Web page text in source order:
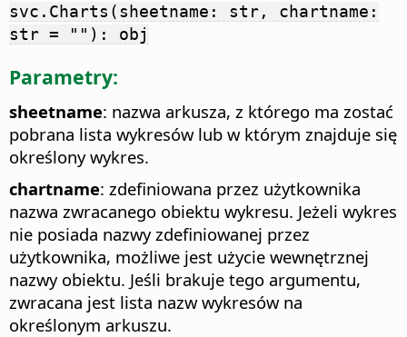
svc.Charts(sheetname: str, chartname:
str = ""): obj
Parametry:
sheetname: nazwa arkusza, z którego ma zostać
pobrana lista wykresów lub w którym znajduje się
określony wykres.
chartname: zdefiniowana przez użytkownika
nazwa zwracanego obiektu wykresu. Jeżeli wykres
nie posiada nazwy zdefiniowanej przez
użytkownika, możliwe jest użycie wewnętrznej
nazwy obiektu. Jeśli brakuje tego argumentu,
zwracana jest lista nazw wykresów na
określonym arkuszu.